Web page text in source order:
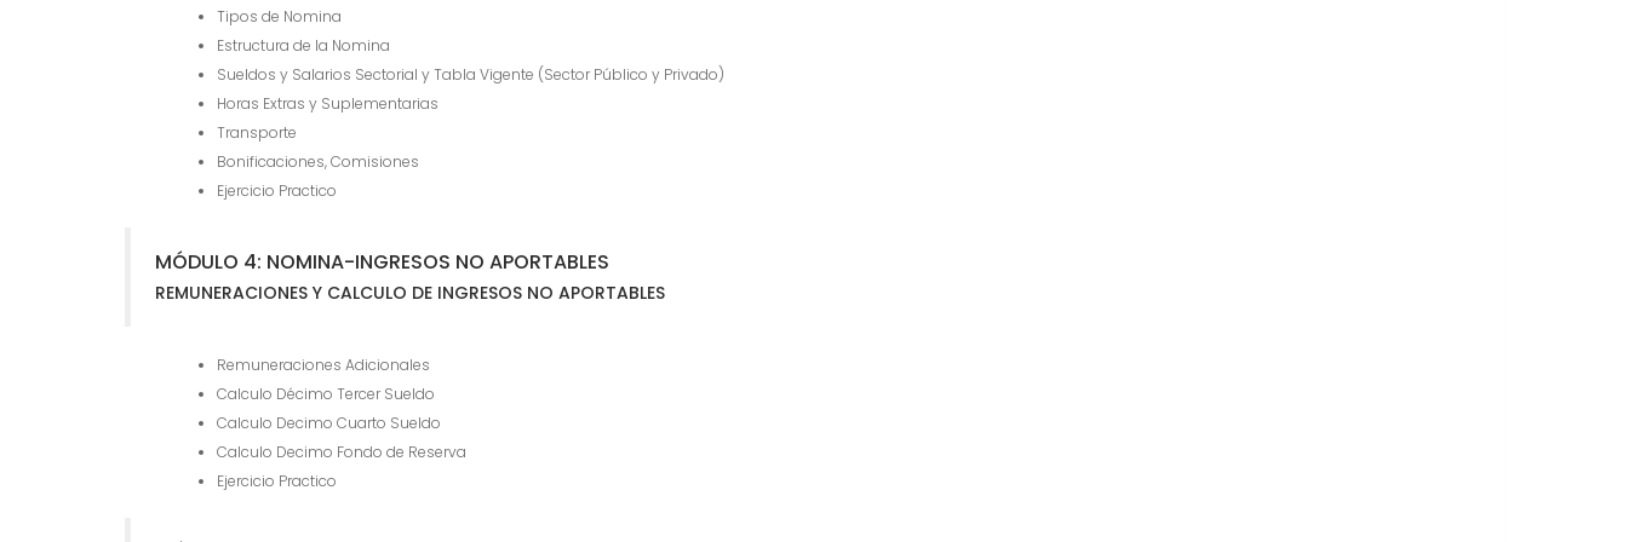
Tipos de Nomina
Estructura de la Nomina
Sueldos y Salarios Sectorial y Tabla Vigente (Sector Público y Privado)
Horas Extras y Suplementarias
Transporte
Bonificaciones, Comisiones
Ejercicio Practico
MÓDULO 4: NOMINA-INGRESOS NO APORTABLES
REMUNERACIONES Y CALCULO DE INGRESOS NO APORTABLES
Remuneraciones Adicionales
Calculo Décimo Tercer Sueldo
Calculo Decimo Cuarto Sueldo
Calculo Decimo Fondo de Reserva
Ejercicio Practico